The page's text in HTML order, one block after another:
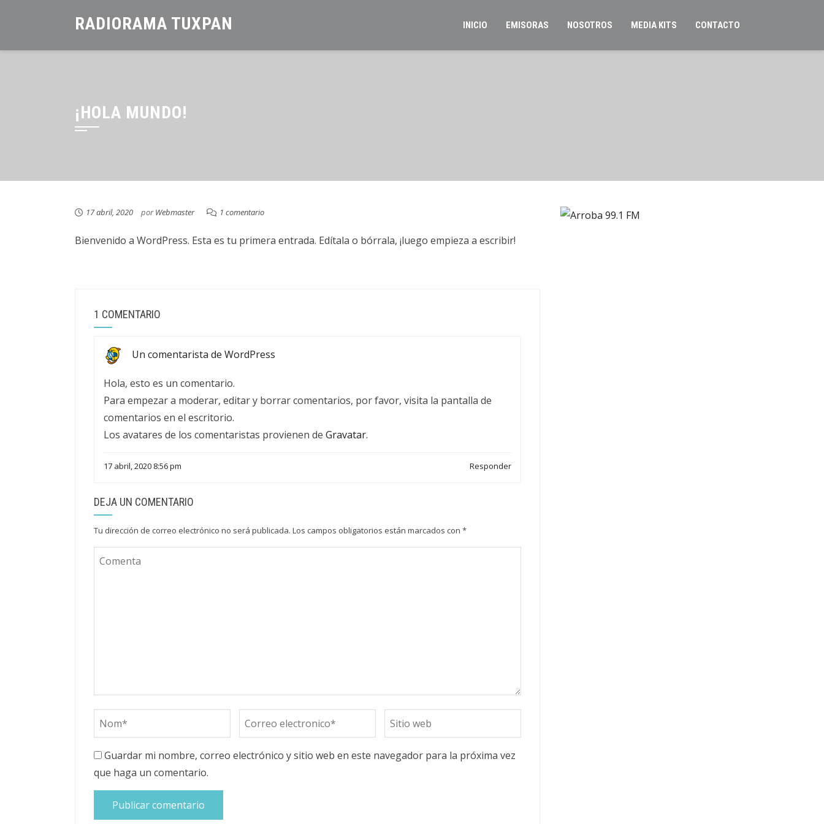
RADIORAMA TUXPAN INICIO EMISORAS NOSOTROS MEDIA KITS CONTACTO
¡HOLA MUNDO!
17 abril, 2020 porWebmaster 1 comentario
Bienvenido a WordPress. Esta es tu primera entrada. Edítala o bórrala, ¡luego empieza a escribir!
1 COMENTARIO
Un comentarista de WordPress
Hola, esto es un comentario.
Para empezar a moderar, editar y borrar comentarios, por favor, visita la pantalla de
comentarios en el escritorio.
Los avatares de los comentaristas provienen de Gravatar.
17 abril, 2020 8:56 pm Responder
DEJA UN COMENTARIO
Tu dirección de correo electrónico no será publicada. Los campos obligatorios están marcados con *
Guardar mi nombre, correo electrónico y sitio web en este navegador para la próxima vez
que haga un comentario.